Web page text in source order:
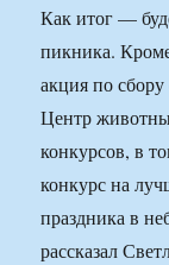
Как итог —
пикника.
акция по
Центр
конкурсов, в
конкурс на
праздника в
рассказал